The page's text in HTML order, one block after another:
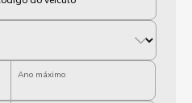
Ano máximo